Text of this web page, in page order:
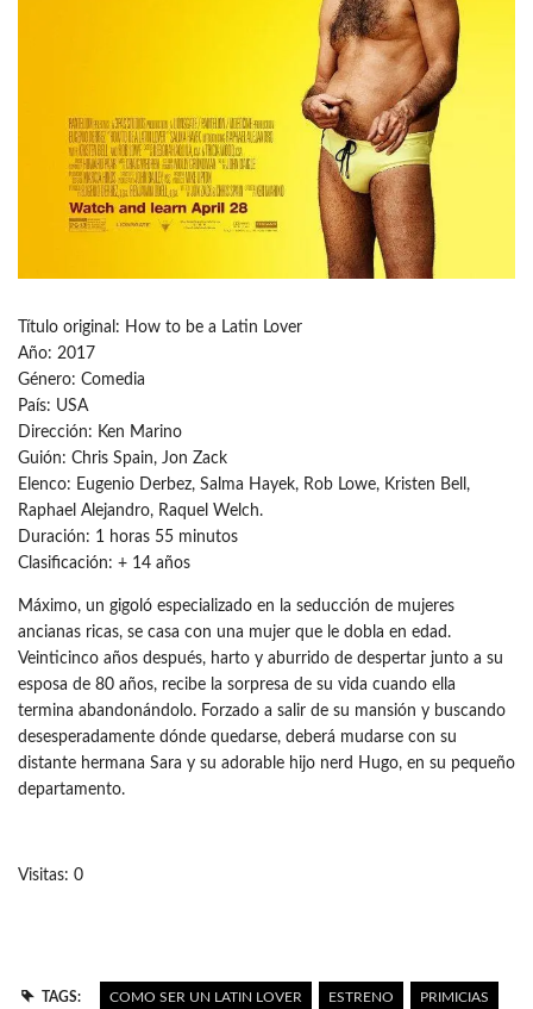
Título original: How to be a Latin Lover
Año: 2017
Género: Comedia
País: USA
Dirección: Ken Marino
Guión: Chris Spain, Jon Zack
Elenco: Eugenio Derbez, Salma Hayek, Rob Lowe, Kristen Bell,
Raphael Alejandro, Raquel Welch.
Duración: 1 horas 55 minutos
Clasificación: + 14 años
Máximo, un gigoló especializado en la seducción de mujeres
ancianas ricas, se casa con una mujer que le dobla en edad.
Veinticinco años después, harto y aburrido de despertar junto a su
esposa de 80 años, recibe la sorpresa de su vida cuando ella
termina abandonándolo. Forzado a salir de su mansión y buscando
desesperadamente dónde quedarse, deberá mudarse con su
distante hermana Sara y su adorable hijo nerd Hugo, en su pequeño
departamento.
Visitas: 0
TAGS: COMO SER UN LATIN LOVER ESTRENO PRIMICIAS